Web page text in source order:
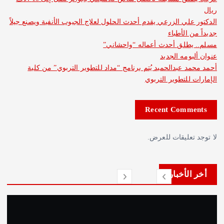
الزرعي يقدم أحدث الحلول لعلاج الجيوب الأنفية ويصنع جيلاً
أحدث أعماله “واحشاني”
الجديد
عبدالحميد يُتم برنامج “مداد للتطوير التربوي” من كلية
التربوي
Recent
للعرض.